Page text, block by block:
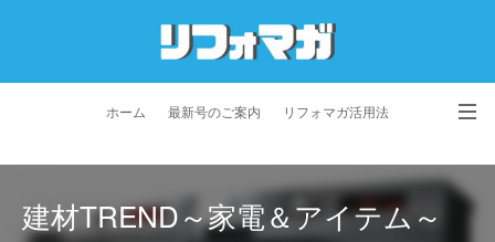
ホーム 最新号のご案内 リフォマガ活用法
プライバシーポリシー 利用規約 会社概要
建材TREND～家電＆アイテム～